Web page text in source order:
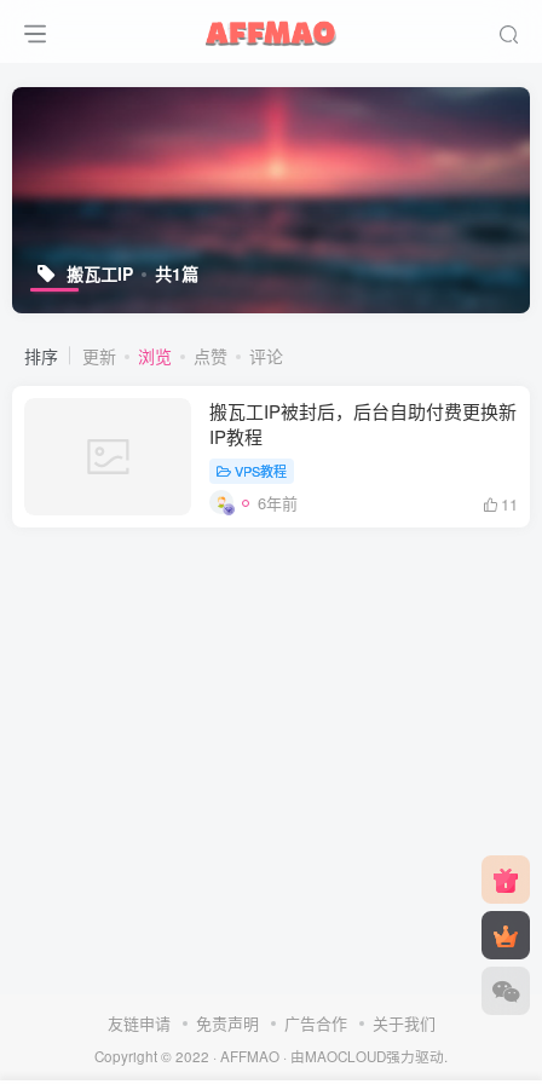
搬瓦工IP 共1篇
排序 更新 浏览 点赞 评论
搬瓦工IP被封后，后台自助付费更换新
IP教程
VPS教程
6年前 11
友链申请 免责声明 广告合作 关于我们
Copyright © 2022 · AFFMAO · 由MAOCLOUD强力驱动.